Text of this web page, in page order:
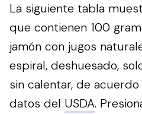
La siguiente tabla
que contienen 100
jamón con jugos
espiral, deshuesado,
sin calentar, de
datos del USDA.